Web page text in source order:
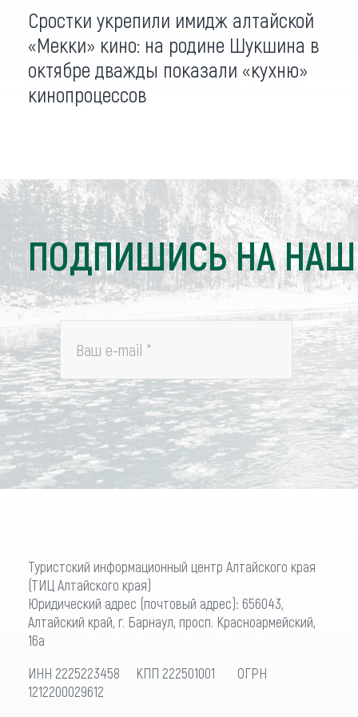
Сростки укрепили имидж алтайской
«Мекки» кино: на родине Шукшина в
октябре дважды показали «кухню»
кинопроцессов
ПОДПИШИСЬ НА
Ваш e-mail *
Туристский информационный центр Алтайского края
(ТИЦ Алтайского края)
Юридический адрес (почтовый адрес): 656043,
Алтайский край, г. Барнаул, просп. Красноармейский,
16а
ИНН 2225223458 КПП 222501001 ОГРН
1212200029612